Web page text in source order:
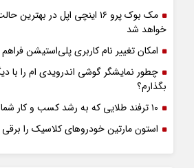
مک بوک پرو ۱۶ اینچی اپل در
خواهد شد
امکان تغییر نام کاربری پلی‌استیشن
چطور نمایشگر گوشی اندرویدی ام را با
بگذارم؟
۱۰ ترفند طلایی که به رشد کسب و کار شما کمک خواهد کرد
استون مارتین خودروهای کلاسیک را